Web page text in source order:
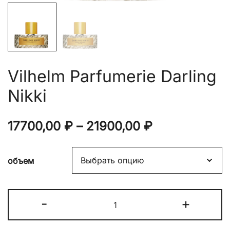
Vilhelm Parfumerie Darling
Nikki
17700,00 ₽ – 21900,00 ₽Диапазон
цен:
17700,00 ₽
–
21900,00 ₽
объем
-
товара
+